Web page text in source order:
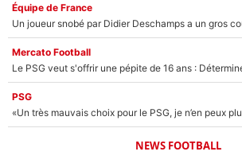
Équipe de France
Mercato Football
PSG
NEWS FOOTBALL